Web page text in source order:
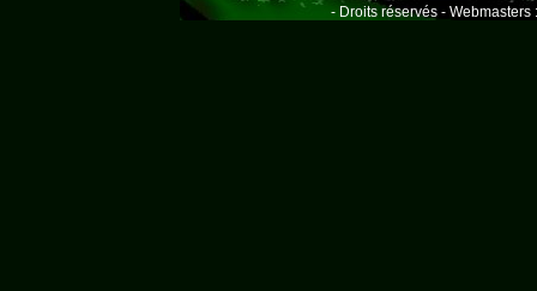
- Droits réservés - Webmasters